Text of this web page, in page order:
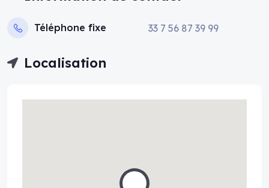
Téléphone fixe 33 7 56 87 39 99
Localisation